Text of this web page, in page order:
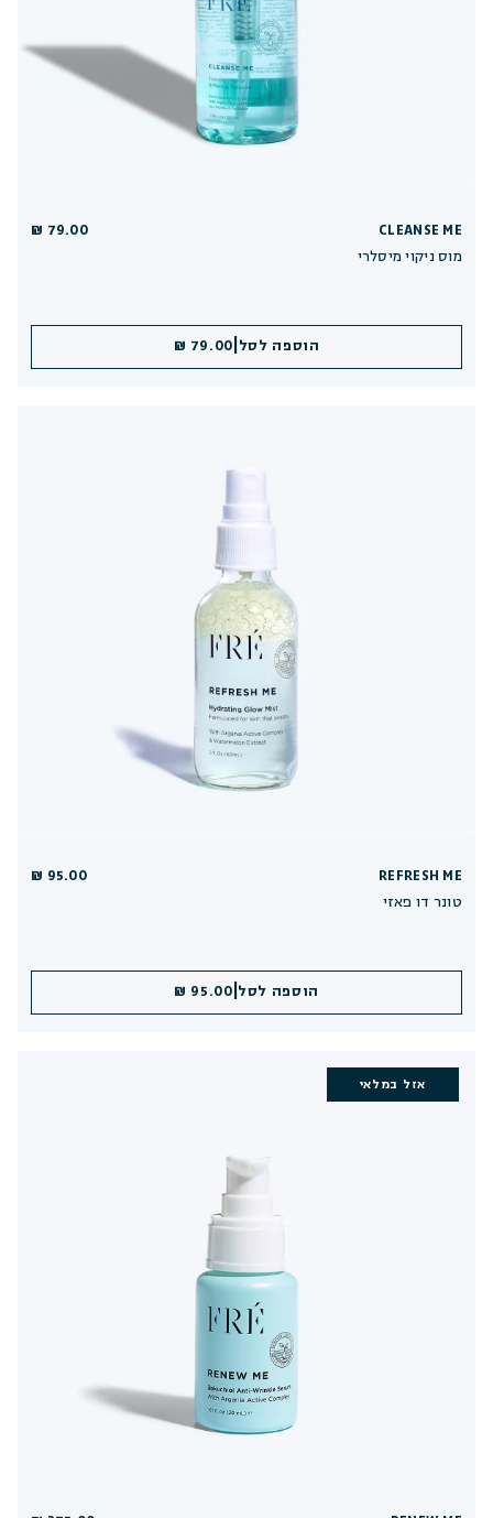
CLEANSE ME
מוס ניקוי מיסלרי
79.00 ₪
הוספה לסל 79.00 ₪
REFRESH ME
טונר דו פאזי
95.00 ₪
הוספה לסל 95.00 ₪
אזל במלאי